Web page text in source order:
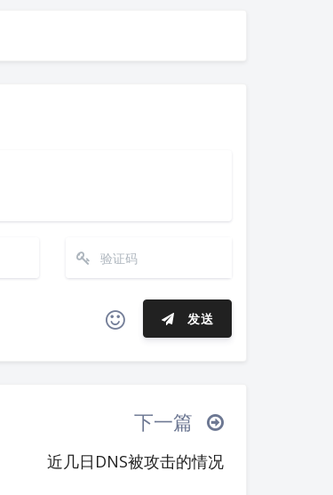
浅阴影 深阴影
关闭 日落 暗化 灰度
发送
⌇●﹏●⌇
(ฅ´ω`ฅ)
下一篇
近几日DNS被攻击的情况